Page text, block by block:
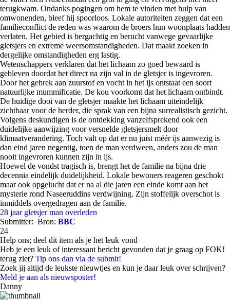
terugkwam. Ondanks pogingen om hem te vinden met hulp van
omwonenden, bleef hij spoorloos. Lokale autoriteiten zeggen dat een
familieconflict de reden was waarom de broers hun woonplaats hadden
verlaten. Het gebied is bergachtig en berucht vanwege gevaarlijke
gletsjers en extreme weersomstandigheden. Dat maakt zoeken in
dergelijke omstandigheden erg lastig.
Wetenschappers verklaren dat het lichaam zo goed bewaard is
gebleven doordat het direct na zijn val in de gletsjer is ingevroren.
Door het gebrek aan zuurstof en vocht in het ijs ontstaat een soort
natuurlijke mummificatie. De kou voorkomt dat het lichaam ontbindt.
De huidige dooi van de gletsjer maakte het lichaam uiteindelijk
zichtbaar voor de herder, die sprak van een bijna surrealistisch gezicht.
Volgens deskundigen is de ontdekking vanzelfsprekend ook een
duidelijke aanwijzing voor versnelde gletsjersmelt door
klimaatverandering. Toch valt op dat er nu juist méér ijs aanwezig is
dan eind jaren negentig, toen de man verdween, anders zou de man
nooit ingevroren kunnen zijn in ijs.
Hoewel de vondst tragisch is, brengt het de familie na bijna drie
decennia eindelijk duidelijkheid. Lokale bewoners reageren geschokt
maar ook opgelucht dat er na al die jaren een einde komt aan het
mysterie rond Naseeruddins verdwijning. Zijn stoffelijk overschot is
inmiddels overgedragen aan de familie.
28 jaar gletsjer man overleden
Submitter: Bron: BBC
24
Help ons; deel dit item als je het leuk vond
Heb je een leuk of interessant bericht gevonden dat je graag op FOK!
terug ziet? Tip ons dan via de submit!
Zoek jij altijd de leukste nieuwtjes en kun je daar leuk over schrijven?
Meld je aan als nieuwsposter!
Danny